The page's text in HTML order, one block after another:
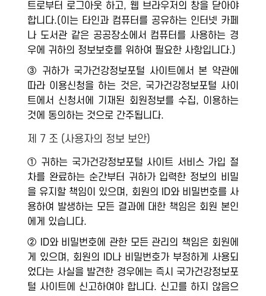
트로부터 로그아웃 하고, 웹 브라우저의 창을 닫아야
합니다.(이는 타인과 컴퓨터를 공유하는 인터넷 카페
나 도서관 같은 공공장소에서 컴퓨터를 사용하는 경
우에 귀하의 정보보호를 위하여 필요한 사항입니다.)
③ 귀하가 국가건강정보포털 사이트에서 본 약관에
따라 이용신청을 하는 것은, 국가건강정보포털 사이
트에서 신청서에 기재된 회원정보를 수집, 이용하는
것에 동의하는 것으로 간주됩니다.
제 7 조 (사용자의 정보 보안)
① 귀하는 국가건강정보포털 사이트 서비스 가입 절
차를 완료하는 순간부터 귀하가 입력한 정보의 비밀
을 유지할 책임이 있으며, 회원의 ID와 비밀번호를 사
용하여 발생하는 모든 결과에 대한 책임은 회원 본인
에게 있습니다.
② ID와 비밀번호에 관한 모든 관리의 책임은 회원에
게 있으며, 회원의 ID나 비밀번호가 부정하게 사용되
었다는 사실을 발견한 경우에는 즉시 국가건강정보포
털 사이트에 신고하여야 합니다. 신고를 하지 않음으